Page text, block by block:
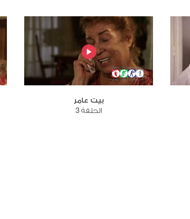
بيت عامر
الحلقة 3